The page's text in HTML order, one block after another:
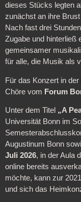
dieses Stücks legten
zunächst an ihre
Nach fast drei
Zugabe und hinterließ
gemeinsamer
für alle, die Musik als
Für das Konzert in
Chöre vom Forum
Unter dem Titel „A
Universität Bonn im
Augustinum Bonn
Juli 2026, in der Aula
online bereits
möchte, kann zur
und sich das